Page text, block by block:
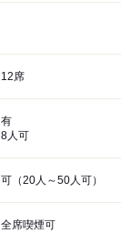
12席
有
8人可
可（20人～50人可）
全席喫煙可